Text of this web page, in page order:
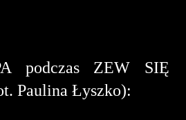
podczas ZEW SIĘ
Paulina Łyszko):